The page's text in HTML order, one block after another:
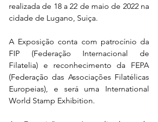
realizada de 18 a 22 de maio de 2022 na
cidade de Lugano, Suiça.
A Exposição conta com patrocínio da
FIP (Federação Internacional de
Filatelia) e reconhecimento da FEPA
(Federação das Associações Filatélicas
Europeias), e será uma International
World Stamp Exhibition.